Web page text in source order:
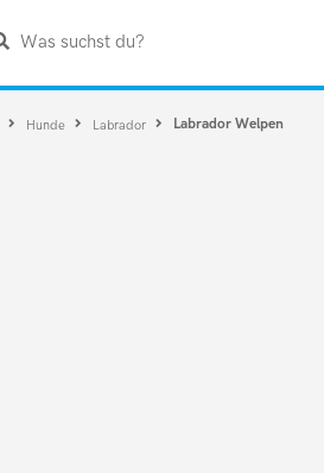
Was suchst du?
Hunde Labrador Labrador Welpen